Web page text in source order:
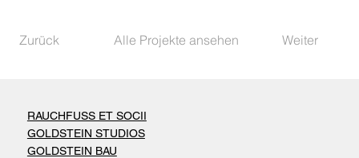
Zurück Alle Projekte ansehen Weiter
RAUCHFUSS ET SOCII
GOLDSTEIN STUDIOS
GOLDSTEIN BAU